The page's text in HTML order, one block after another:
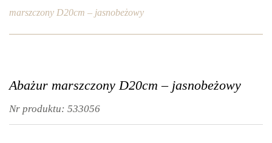
marszczony D20cm – jasnobeżowy
Abażur marszczony D20cm – jasnobeżowy
Nr produktu: 533056